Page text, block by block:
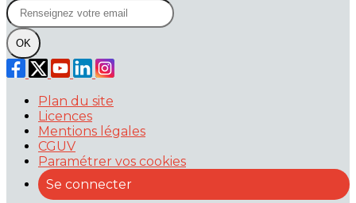
OK
Plan du site
Licences
Mentions légales
CGUV
Paramétrer vos cookies
Se connecter